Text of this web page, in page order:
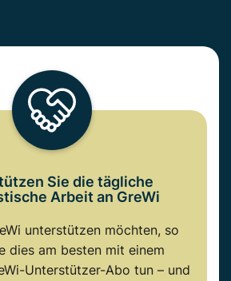
Sie die tägliche
Arbeit an GreWi
unterstützen möchten, so
dies am besten mit einem
Unterstützer-Abo tun – und